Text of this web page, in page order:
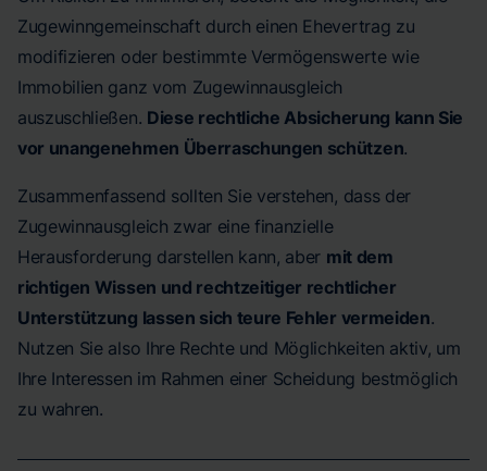
Zugewinngemeinschaft durch einen Ehevertrag zu
modifizieren oder bestimmte Vermögenswerte wie
Immobilien ganz vom Zugewinnausgleich
auszuschließen. Diese rechtliche Absicherung kann Sie
vor unangenehmen Überraschungen schützen.
Zusammenfassend sollten Sie verstehen, dass der
Zugewinnausgleich zwar eine finanzielle
Herausforderung darstellen kann, aber mit dem
richtigen Wissen und rechtzeitiger rechtlicher
Unterstützung lassen sich teure Fehler vermeiden.
Nutzen Sie also Ihre Rechte und Möglichkeiten aktiv, um
Ihre Interessen im Rahmen einer Scheidung bestmöglich
zu wahren.